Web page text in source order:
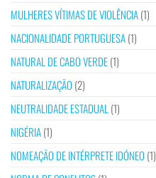
MULHERES VÍTIMAS DE VIOLÊNCIA(1)
NACIONALIDADE PORTUGUESA(1)
NATURAL DE CABO VERDE(1)
NATURALIZAÇÃO (2)
NEUTRALIDADE ESTADUAL (1)
NIGÉRIA(1)
NOMEAÇÃO DE INTÉRPRETE IDÓNEO (1)